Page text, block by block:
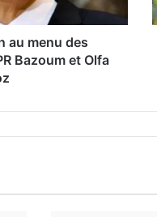
au menu des
Bazoum et Olfa